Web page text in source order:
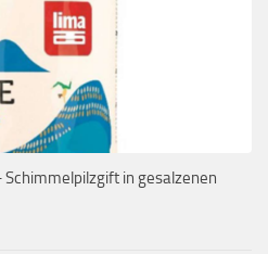
in gesalzenen